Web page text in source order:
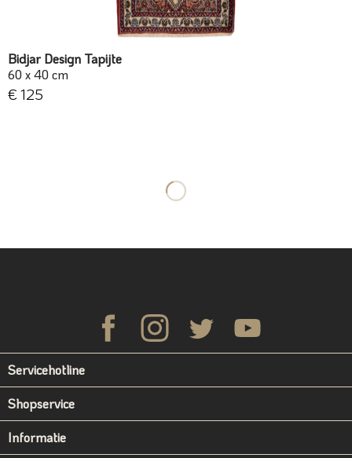
Bidjar Design Tapijte
60 x 40 cm
€ 125
Servicehotline
Shopservice
Informatie